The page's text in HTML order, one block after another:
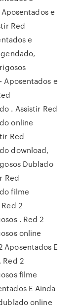
e
Red
e
Aposentados e
. Assistir Red
online
Red
download,
Dublado
Red
filme
2
. Red 2
online
Aposentados E
Red 2
filme
E Ainda
online